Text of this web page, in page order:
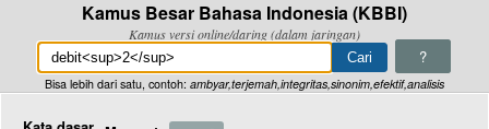
Kamus Besar Bahasa Indonesia (KBBI)
Kamus versi online/daring (dalam jaringan)
?
Bisa lebih dari satu, contoh: ambyar,terjemah,integritas,sinonim,efektif,analisis